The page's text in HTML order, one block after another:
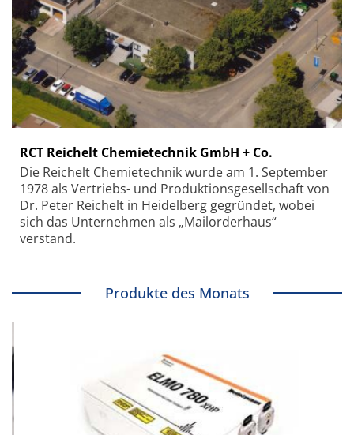
RCT Reichelt Chemietechnik GmbH + Co.
Die Reichelt Chemietechnik wurde am 1. September
1978 als Vertriebs- und Produktionsgesellschaft von
Dr. Peter Reichelt in Heidelberg gegründet, wobei
sich das Unternehmen als „Mailorderhaus“
verstand.
Produkte des Monats